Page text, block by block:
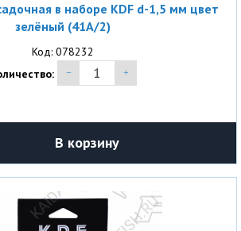
в наборе KDF d-1,5 мм цвет
зелёный (41A/2)
Код: 078232
В корзину